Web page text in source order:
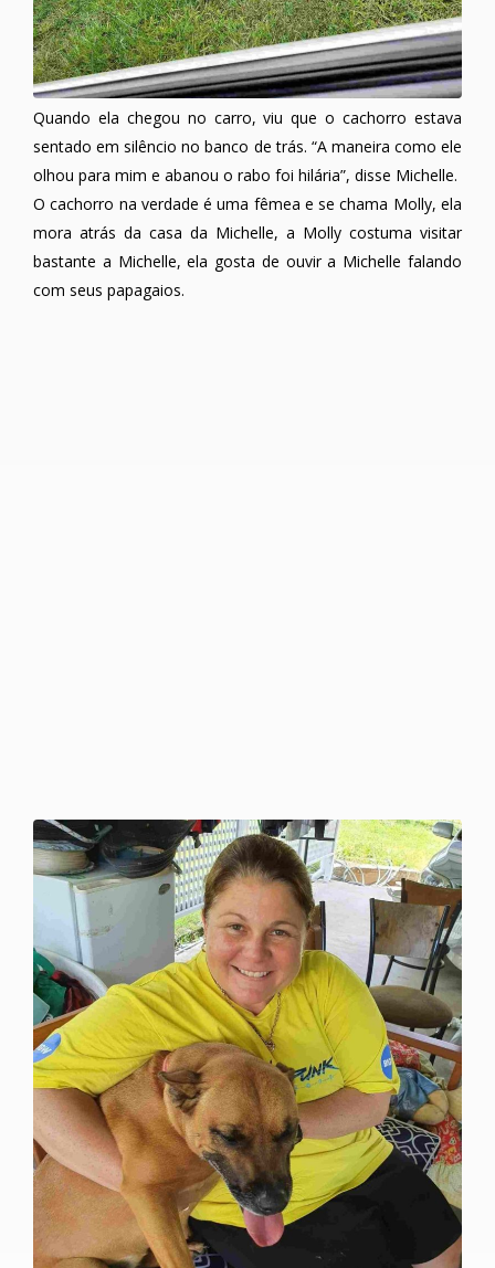
Quando ela chegou no carro, viu que o cachorro estava
sentado em silêncio no banco de trás. “A maneira como ele
olhou para mim e abanou o rabo foi hilária”, disse Michelle.
O cachorro na verdade é uma fêmea e se chama Molly, ela
mora atrás da casa da Michelle, a Molly costuma visitar
bastante a Michelle, ela gosta de ouvir a Michelle falando
com seus papagaios.